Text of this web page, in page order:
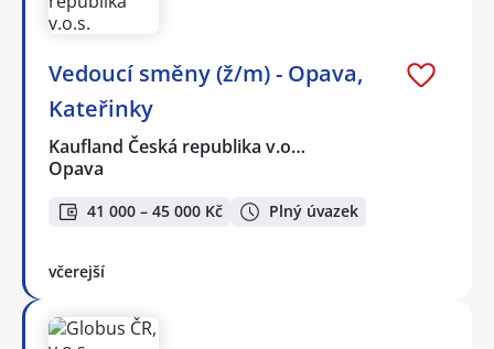
Vedoucí směny (ž/m) - Opava,
Kateřinky
Kaufland Česká republika v.o…
Opava
41 000 – 45 000 Kč Plný úvazek
včerejší